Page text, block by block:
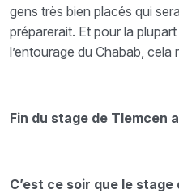
gens très bien placés qui
préparerait. Et pour la
l’entourage du Chabab, cela
Fin du stage de Tlemcen
C’est ce soir que le